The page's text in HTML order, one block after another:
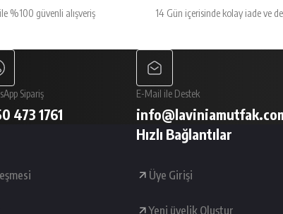
%100 güvenli alışveriş 14 Gün içerisinde kolay iade ve
Sipariş
473 1761
E-Mail ile Destek
Hızlı Bağlantılar
Üye Girişi
Yeni üyelik Oluştur